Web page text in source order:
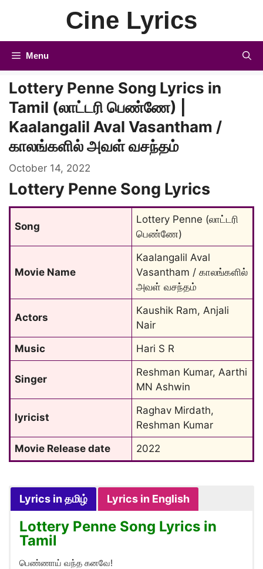
Cine Lyrics
Menu
Lottery Penne Song Lyrics in
Tamil (லாட்டரி பெண்ணே) |
Kaalangalil Aval Vasantham /
காலங்களில் அவள் வசந்தம்
October 14, 2022
Lottery Penne Song Lyrics
Song
Lottery Penne (லாட்டரி
பெண்ணே)
Movie Name
Kaalangalil Aval
Vasantham / காலங்களில்
அவள் வசந்தம்
Actors
Kaushik Ram, Anjali
Nair
Music
Hari S R
Singer
Reshman Kumar, Aarthi
MN Ashwin
lyricist
Raghav Mirdath,
Reshman Kumar
Movie Release date
2022
Lyrics in தமிழ் Lyrics in English
Lottery Penne Song Lyrics in
Tamil
பெண்ணாய் வந்த கனவே!